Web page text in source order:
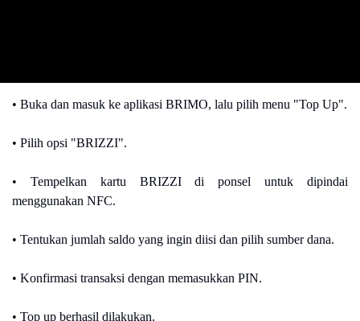
• Buka dan masuk ke aplikasi BRIMO, lalu pilih menu "Top Up".
• Pilih opsi "BRIZZI".
• Tempelkan kartu BRIZZI di ponsel untuk dipindai
menggunakan NFC.
• Tentukan jumlah saldo yang ingin diisi dan pilih sumber dana.
• Konfirmasi transaksi dengan memasukkan PIN.
• Top up berhasil dilakukan.